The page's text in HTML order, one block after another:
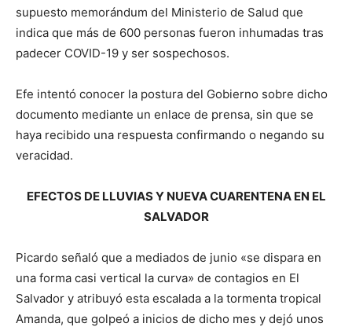
supuesto memorándum del Ministerio de Salud que
indica que más de 600 personas fueron inhumadas tras
padecer COVID-19 y ser sospechosos.
Efe intentó conocer la postura del Gobierno sobre dicho
documento mediante un enlace de prensa, sin que se
haya recibido una respuesta confirmando o negando su
veracidad.
EFECTOS DE LLUVIAS Y NUEVA CUARENTENA EN EL
SALVADOR
Picardo señaló que a mediados de junio «se dispara en
una forma casi vertical la curva» de contagios en El
Salvador y atribuyó esta escalada a la tormenta tropical
Amanda, que golpeó a inicios de dicho mes y dejó unos